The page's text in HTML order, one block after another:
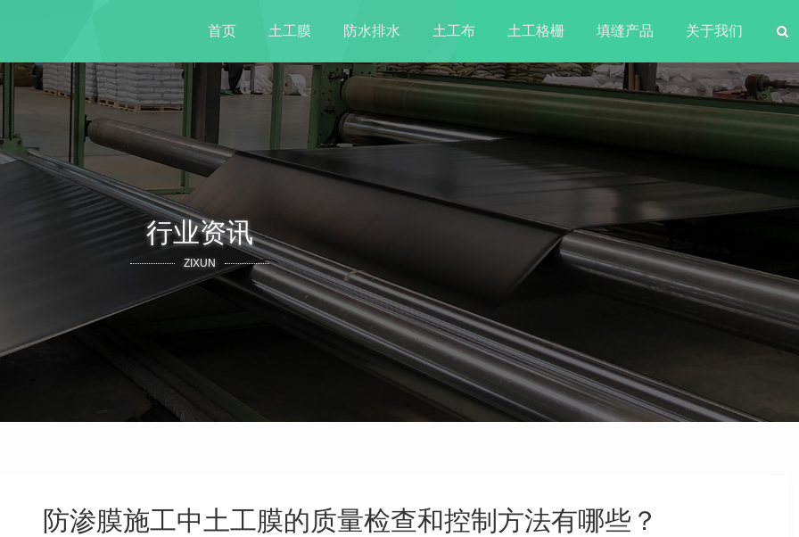
首页 土工膜 防水排水 土工布 土工格栅 填缝产品 关于我们
行业资讯
ZIXUN
防渗膜施工中土工膜的质量检查和控制方法有哪些？